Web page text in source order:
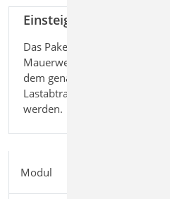
Einsteigerpaket
Das Paket ermöglicht den
Mauerwerk nach dem
dem genauen Verfahren.
Lastabtrag innerhalb einer
werden.
Modul